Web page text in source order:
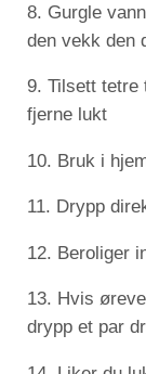
8. Gurgle
den vekk den
9. Tilsett tetre
fjerne lukt
10. Bruk i
11. Drypp
12. Beroliger
13. Hvis
drypp et par